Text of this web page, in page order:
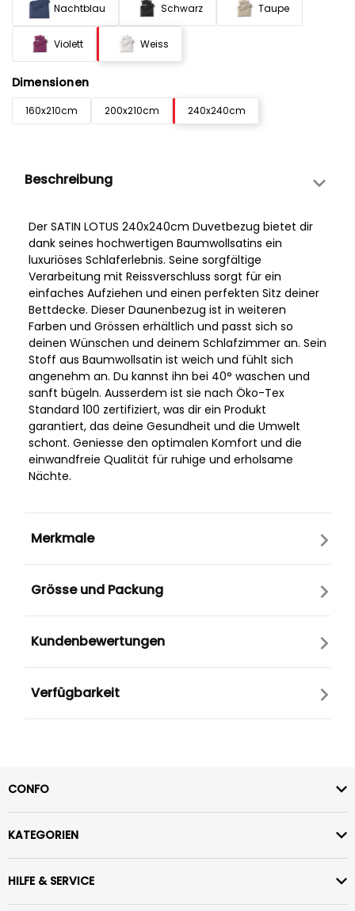
Nachtblau Schwarz Taupe
Violett Weiss
Dimensionen
160x210cm 200x210cm 240x240cm
Beschreibung
Der SATIN LOTUS 240x240cm Duvetbezug bietet dir
dank seines hochwertigen Baumwollsatins ein
luxuriöses Schlaferlebnis. Seine sorgfältige
Verarbeitung mit Reissverschluss sorgt für ein
einfaches Aufziehen und einen perfekten Sitz deiner
Bettdecke. Dieser Daunenbezug ist in weiteren
Farben und Grössen erhältlich und passt sich so
deinen Wünschen und deinem Schlafzimmer an. Sein
Stoff aus Baumwollsatin ist weich und fühlt sich
angenehm an. Du kannst ihn bei 40° waschen und
sanft bügeln. Ausserdem ist sie nach Öko-Tex
Standard 100 zertifiziert, was dir ein Produkt
garantiert, das deine Gesundheit und die Umwelt
schont. Geniesse den optimalen Komfort und die
einwandfreie Qualität für ruhige und erholsame
Nächte.
Merkmale
Grösse und Packung
Kundenbewertungen
Verfügbarkeit
CONFO
KATEGORIEN
HILFE & SERVICE